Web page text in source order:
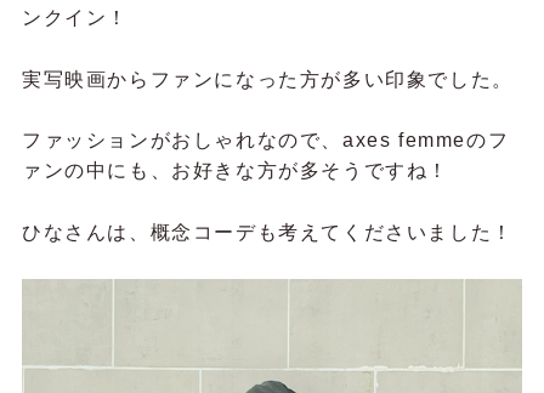
ンクイン！
実写映画からファンになった方が多い印象でした。
ファッションがおしゃれなので、axes femmeのフ
ァンの中にも、お好きな方が多そうですね！
ひなさんは、概念コーデも考えてくださいました！